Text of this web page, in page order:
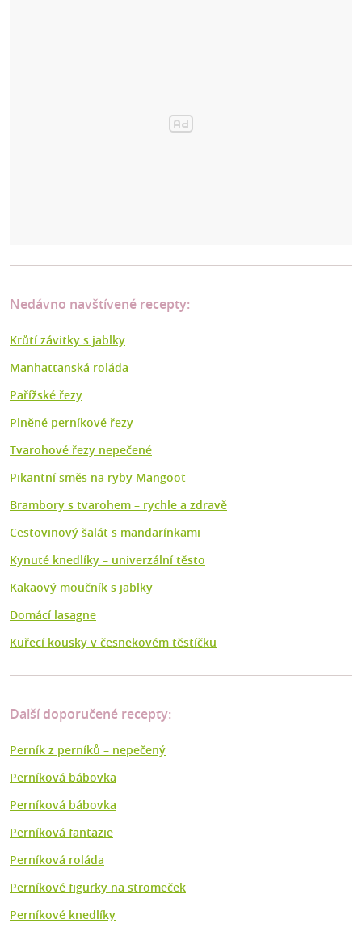
Nedávno navštívené recepty:
Krůtí závitky s jablky
Manhattanská roláda
Pařížské řezy
Plněné perníkové řezy
Tvarohové řezy nepečené
Pikantní směs na ryby Mangoot
Brambory s tvarohem – rychle a zdravě
Cestovinový šalát s mandarínkami
Kynuté knedlíky – univerzální těsto
Kakaový moučník s jablky
Domácí lasagne
Kuřecí kousky v česnekovém těstíčku
Další doporučené recepty:
Perník z perníků – nepečený
Perníková bábovka
Perníková bábovka
Perníková fantazie
Perníková roláda
Perníkové figurky na stromeček
Perníkové knedlíky